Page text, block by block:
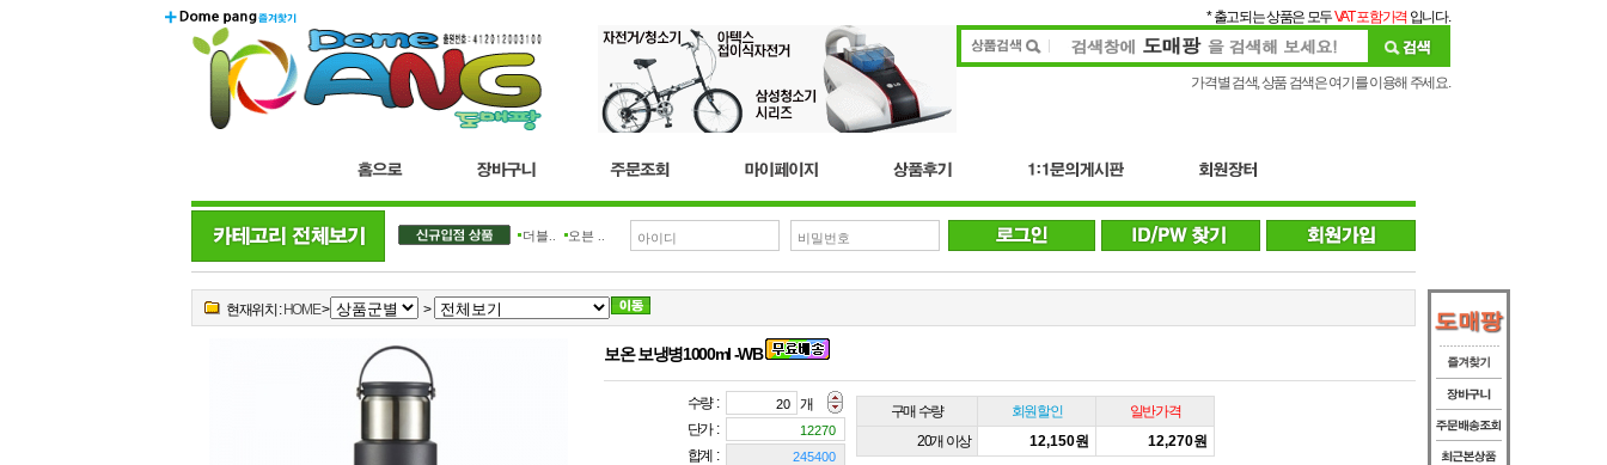
* 출고되는 상품은 모두VAT 포함가격 입니다.
가격별 검색, 상품 검색은 여기를 이용해 주세요.
더블.. 오븐 ..
현재위치 : HOME> >
보온 보냉병1000ml -WB
수량 :
개
단가 :
합계 :
구매 수량 회원할인
일반가격
20개 이상
12,150원 12,270원